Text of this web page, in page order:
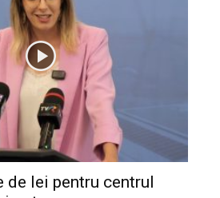
de lei pentru centrul